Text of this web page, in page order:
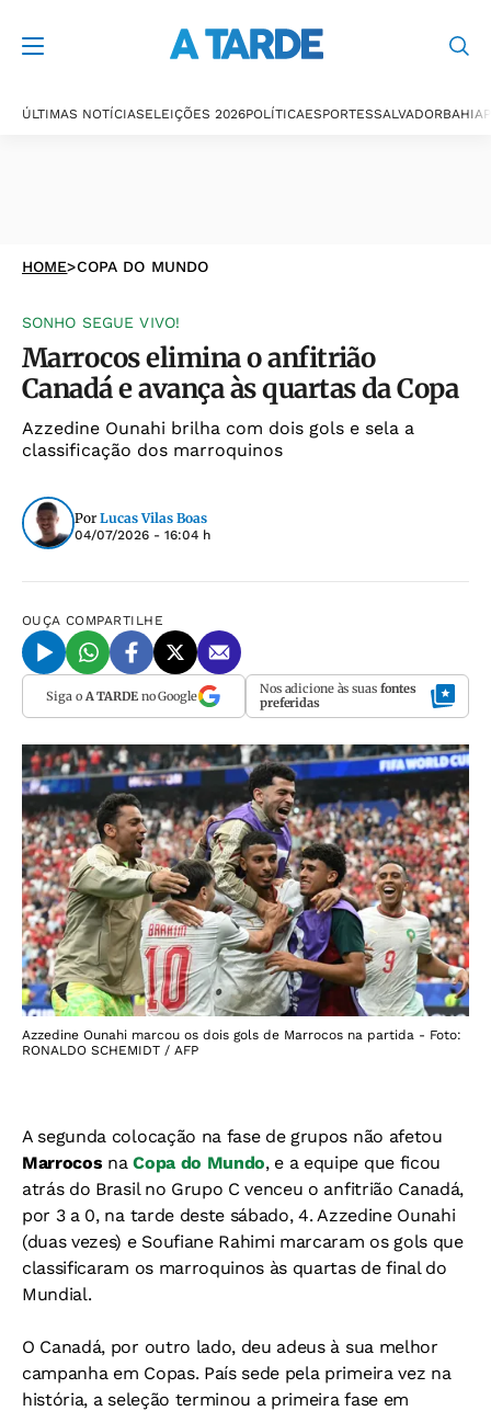
ÚLTIMAS NOTÍCIASELEIÇÕES 2026POLÍTICAESPORTESSALVADORBAHIA
HOME>COPA DO MUNDO
SONHO SEGUE VIVO!
Marrocos elimina o anfitrião
Canadá e avança às quartas da Copa
Azzedine Ounahi brilha com dois gols e sela a
classificação dos marroquinos
Por Lucas Vilas Boas
04/07/2026 - 16:04 h
OUÇA COMPARTILHE
Siga o A TARDEno Google Nos adicione às suas fontes
preferidas
Azzedine Ounahi marcou os dois gols de Marrocos na partida - Foto:
RONALDO SCHEMIDT / AFP
A segunda colocação na fase de grupos não afetou
Marrocos naCopa do Mundo, e a equipe que ficou
atrás do Brasil no Grupo C venceu o anfitrião Canadá,
por 3 a 0, na tarde deste sábado, 4. Azzedine Ounahi
(duas vezes) e Soufiane Rahimi marcaram os gols que
classificaram os marroquinos às quartas de final do
Mundial.
O Canadá, por outro lado, deu adeus à sua melhor
campanha em Copas. País sede pela primeira vez na
história, a seleção terminou a primeira fase em